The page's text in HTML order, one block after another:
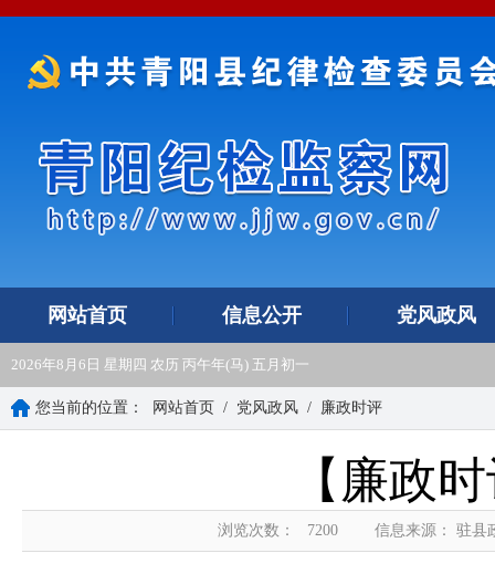
网站首页 信息公开 党风政风
2026年8月6日 星期四 农历 丙午年(马) 五月初一
您当前的位置： 网站首页 / 党风政风 / 廉政时评
【廉政
浏览次数： 7200 信息来源： 驻县